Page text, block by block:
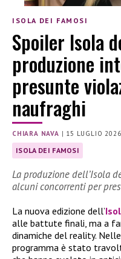
ISOLA DEI FAMOSI
Spoiler Isola
produzione
presunte
naufraghi
CHIARA NAVA | 15 LUGLIO 2026
ISOLA DEI FAMOSI
La produzione dell’Isola
alcuni concorrenti per
La nuova edizione dell’
alle battute finali, ma a
dinamiche del reality.
programma è stato